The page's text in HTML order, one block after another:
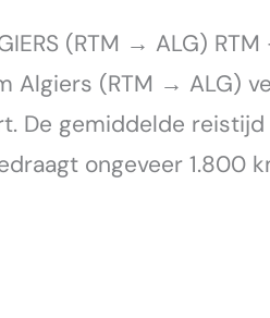
(RTM → ALG)
Algiers (RTM → ALG)
De gemiddelde
ongeveer 1.800